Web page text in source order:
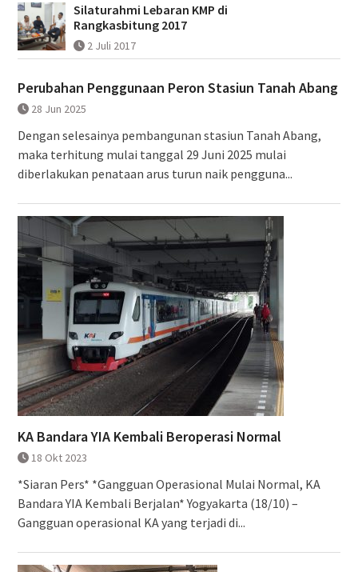
Silaturahmi Lebaran KMP di
Rangkasbitung 2017
2 Juli 2017
Perubahan Penggunaan Peron Stasiun Tanah Abang
28 Jun 2025
Dengan selesainya pembangunan stasiun Tanah Abang,
maka terhitung mulai tanggal 29 Juni 2025 mulai
diberlakukan penataan arus turun naik pengguna...
KA Bandara YIA Kembali Beroperasi Normal
18 Okt 2023
*Siaran Pers* *Gangguan Operasional Mulai Normal, KA
Bandara YIA Kembali Berjalan* Yogyakarta (18/10) –
Gangguan operasional KA yang terjadi di...